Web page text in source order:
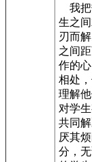
我把
生之
刃而
之间
作的
相处
理解
对学
共同
厌其
分，